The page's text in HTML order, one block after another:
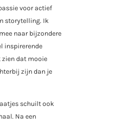
voor actief
storytelling. Ik
naar bijzondere
inspirerende
dat mooie
zijn dan je
schuilt ook
Na een